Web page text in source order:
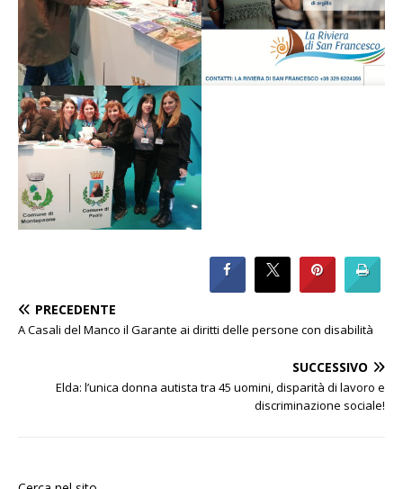
PRECEDENTE
A Casali del Manco il Garante ai diritti delle persone con disabilità
SUCCESSIVO
Elda: l’unica donna autista tra 45 uomini, disparità di lavoro e
discriminazione sociale!